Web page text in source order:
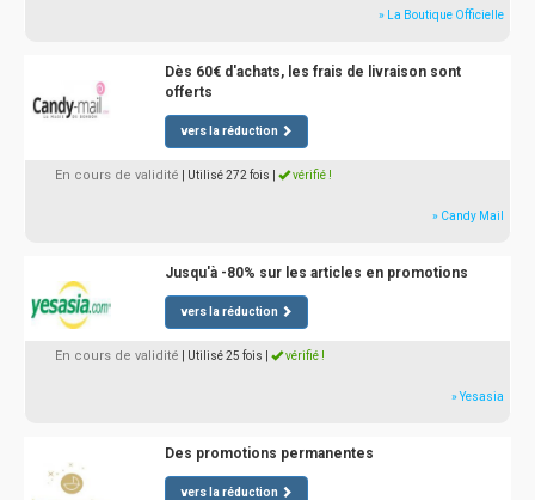
» La Boutique Officielle
Dès 60€ d'achats, les frais de livraison sont
offerts
vers la réduction
En cours de validité | Utilisé 272 fois vérifié !
» Candy Mail
Jusqu'à -80% sur les articles en promotions
vers la réduction
En cours de validité | Utilisé 25 fois vérifié !
» Yesasia
Des promotions permanentes
vers la réduction